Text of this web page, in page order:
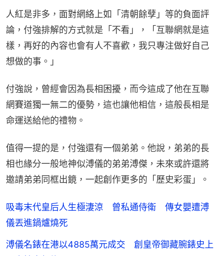
人紅是非多，面對網絡上如「清朝餘孽」等的負面評
論，付強排解的方式就是「不看」，「互聯網就是這
樣，再好的內容也會有人不喜歡，我只專注做好自己
想做的事。」
付強說，曾經會因為長相困擾，而今這成了他在互聯
網賽道獨一無二的優勢，這也讓他相信，這般長相是
命運送給他的禮物。
值得一提的是，付強還有一個弟弟。他說，弟弟的長
相也緣分一般地神似溥儀的弟弟溥傑，未來或許還將
邀請弟弟同框出鏡，一起創作更多的「歷史彩蛋」。
吸毒末代皇后人生極淒涼 曾私通侍衛 傳女嬰遭溥
儀丟進鍋爐燒死
溥儀名錶在港以4885萬元成交 創皇帝御藏腕錶史上